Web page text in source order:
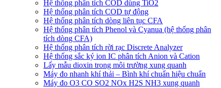
Hệ thống phân tích COD dùng TiO2
Hệ thống phân tích COD tự động
Hệ thống phân tích dòng liên tục CFA
Hệ thống phân tích Phenol và Cyanua (hệ thống phân
tích dòng CFA)
Hệ thống phân tích rời rạc Discrete Analyzer
Hệ thống sắc ký ion IC phân tích Anion và Cation
Lấy mẫu dioxin trong môi trường xung quanh
Máy đo nhanh khí thải – Bình khí chuẩn hiệu chuẩn
Máy đo O3 CO SO2 NOx H2S NH3 xung quanh